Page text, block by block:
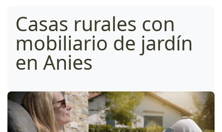
Casas rurales con
mobiliario de jardín
en Anies